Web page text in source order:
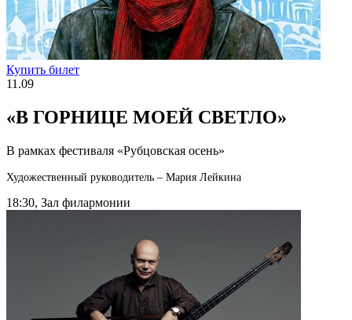
Купить билет
11.09
«В ГОРНИЦЕ МОЕЙ СВЕТЛО»
В рамках фестиваля «Рубцовская осень»
Художественный руководитель – Мария Лейкина
18:30, Зал филармонии